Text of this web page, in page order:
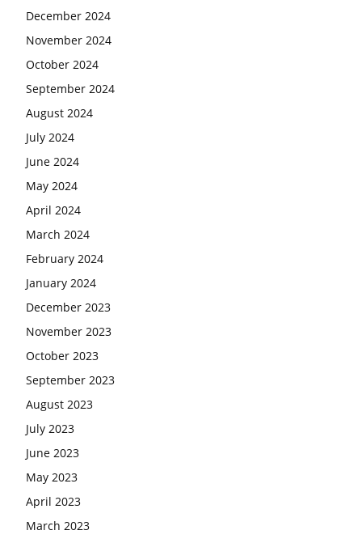
December 2024
November 2024
October 2024
September 2024
August 2024
July 2024
June 2024
May 2024
April 2024
March 2024
February 2024
January 2024
December 2023
November 2023
October 2023
September 2023
August 2023
July 2023
June 2023
May 2023
April 2023
March 2023